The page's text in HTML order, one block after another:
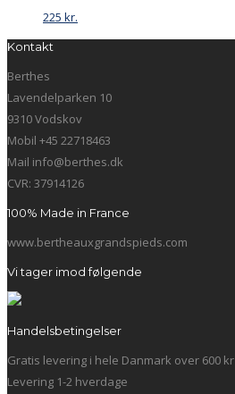
225 kr.
Kontakt
Berthes
Lavendelparken 10
9310 Vodskov
Mobil +45 22718463
Mail info@berthes.dk
CVR: 37914126
100% Made in France
www.bertheauxgrandspieds.com
Vi tager imod følgende
Handelsbetingelser
Gratis levering i hele Danmark over 600 kr
Levering 1-2 hverdage